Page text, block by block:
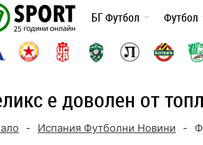
БГ Футбол Футбол
е доволен от
- Испания Футболни Новини -